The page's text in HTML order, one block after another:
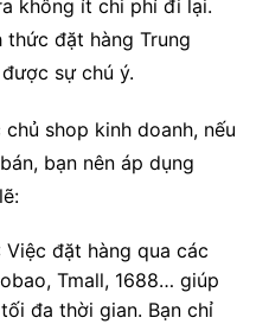
không ít chi phí đi lại.
thức đặt hàng Trung
sự chú ý.
shop kinh doanh, nếu
bạn nên áp dụng
Việc đặt hàng qua các
Tmall, 1688… giúp
đa thời gian. Bạn chỉ